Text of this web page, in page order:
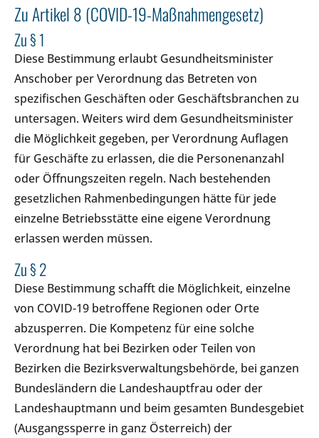
Zu Artikel 8 (COVID-19-Maßnahmengesetz)
Zu § 1
Diese Bestimmung erlaubt Gesundheitsminister
Anschober per Verordnung das Betreten von
spezifischen Geschäften oder Geschäftsbranchen zu
untersagen. Weiters wird dem Gesundheitsminister
die Möglichkeit gegeben, per Verordnung Auflagen
für Geschäfte zu erlassen, die die Personenanzahl
oder Öffnungszeiten regeln. Nach bestehenden
gesetzlichen Rahmenbedingungen hätte für jede
einzelne Betriebsstätte eine eigene Verordnung
erlassen werden müssen.
Zu § 2
Diese Bestimmung schafft die Möglichkeit, einzelne
von COVID-19 betroffene Regionen oder Orte
abzusperren. Die Kompetenz für eine solche
Verordnung hat bei Bezirken oder Teilen von
Bezirken die Bezirksverwaltungsbehörde, bei ganzen
Bundesländern die Landeshauptfrau oder der
Landeshauptmann und beim gesamten Bundesgebiet
(Ausgangssperre in ganz Österreich) der